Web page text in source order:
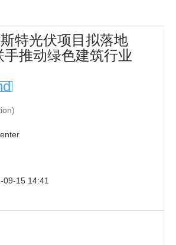
特光伏项目拟落地
推动绿色建筑行业
09-15 14:41